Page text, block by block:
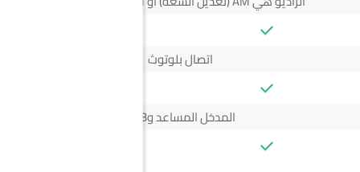
اتصال بلوتوث
المدخل المساعد وUSB